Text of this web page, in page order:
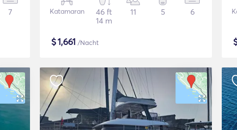
7 Katamaran
46 ft
14 m
11 5 6
$1,661 /Nacht